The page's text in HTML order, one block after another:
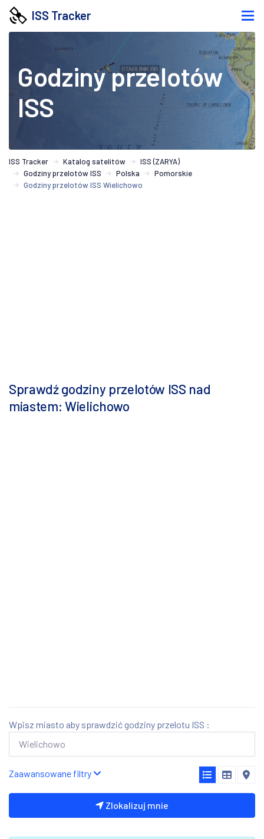
ISS Tracker
Godziny przelotów
ISS
ISS Tracker Katalog satelitów
ISS (ZARYA)
Godziny przelotów ISS
Polska
Pomorskie
Godziny przelotów ISS Wielichowo
Sprawdź godziny przelotów ISS nad
miastem: Wielichowo
Wpisz miasto aby sprawdzić godziny przelotu ISS :
Zaawansowane filtry
Zlokalizuj mnie